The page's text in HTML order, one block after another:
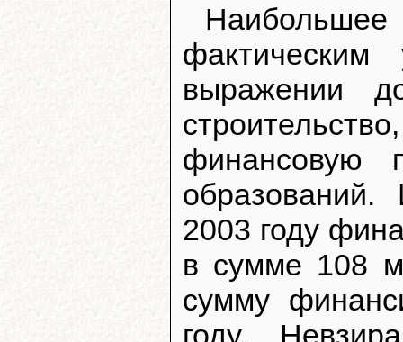
выражении
финансовую
образований.
2003 году
в сумме 108
сумму
году.